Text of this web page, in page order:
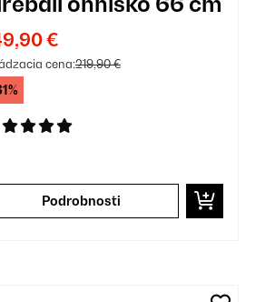
€
cena:219,90 €
Podrobnosti